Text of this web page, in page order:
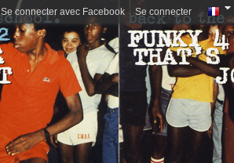
Se connecter avec Facebook Se connecter